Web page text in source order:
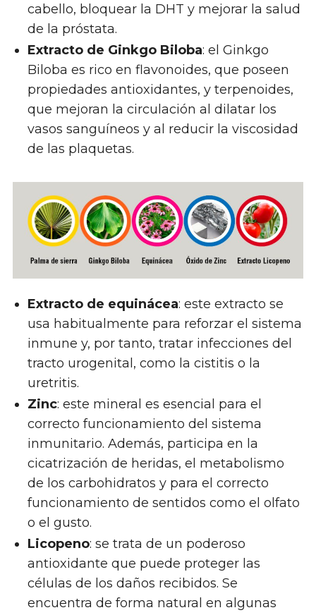
cabello, bloquear la DHT y mejorar la salud
de la próstata.
Extracto de Ginkgo Biloba: el Ginkgo
Biloba es rico en flavonoides, que poseen
propiedades antioxidantes, y terpenoides,
que mejoran la circulación al dilatar los
vasos sanguíneos y al reducir la viscosidad
de las plaquetas.
Extracto de equinácea: este extracto se
usa habitualmente para reforzar el sistema
inmune y, por tanto, tratar infecciones del
tracto urogenital, como la cistitis o la
uretritis.
Zinc: este mineral es esencial para el
correcto funcionamiento del sistema
inmunitario. Además, participa en la
cicatrización de heridas, el metabolismo
de los carbohidratos y para el correcto
funcionamiento de sentidos como el olfato
o el gusto.
Licopeno: se trata de un poderoso
antioxidante que puede proteger las
células de los daños recibidos. Se
encuentra de forma natural en algunas